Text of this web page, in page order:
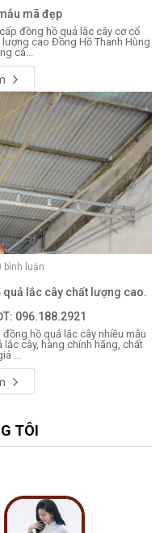
mã đẹp
đồng hồ quả lắc cây cơ cổ
lượng cao Đồng Hồ Thanh Hùng
cá...
bình luận
lắc cây chất lượng cao.
096.188.2921
hồ quả lắc cây nhiều mẫu
cây, hàng chính hãng, chất
...
TÔI